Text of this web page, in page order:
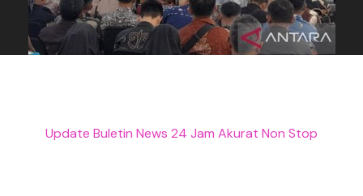
Update Buletin News 24 Jam Akurat Non Stop